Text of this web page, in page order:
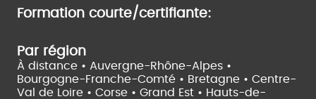
Formation courte/certifiante:
Par région
À distance • Auvergne-Rhône-Alpes •
Bourgogne-Franche-Comté • Bretagne • Centre-
Val de Loire • Corse • Grand Est • Hauts-de-